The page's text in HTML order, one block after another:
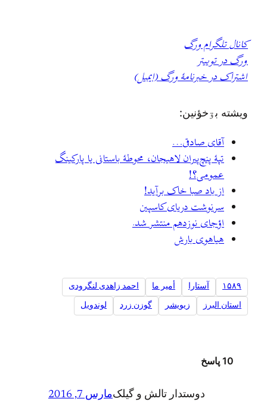
کانال تلگرام ورگ
ورگ در توییتر
اشتراک در خبرنامهٔ ورگ (ایمیل)
ويشته بۊخؤنين:
آقای صادقی…
تپهٔ پنچ‌پیران لاهیجان، محوطهٔ باستانی یا پارکینگ
عمومی؟!
از باد صبا خاک برآید!
سرنوشت دریای کاسپین
اؤجای نوزدهم منتشر شد.
هیاهوی بارش
۱۵۸۹ آستارا أمير ما احمد زاهدی لنگرودی
استان البرز زيويشر گوزن زرد لوندویل
10 پاسخ
دوستدار تالش و گیلکمارس 7, 2016